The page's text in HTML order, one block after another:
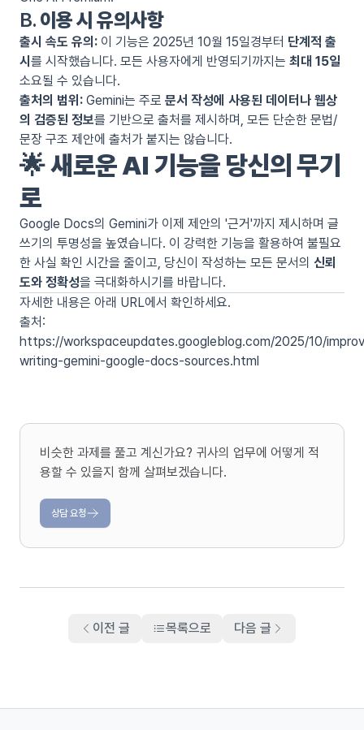
B. 이용 시 유의사항
출시 속도 유의: 이 기능은 2025년 10월 15일경부터 단계적 출
시 를 시작했습니다. 모든 사용자에게 반영되기까지는 최대 15일
소요될 수 있습니다.
출처의 범위: Gemini는 주로 문서 작성에 사용된 데이터나 웹상
의 검증된 정보를 기반으로 출처를 제시하며, 모든 단순한 문법/
문장 구조 제안에 출처가 붙지는 않습니다.
🌟새로운 AI 기능을 당신의 무기
로
Google Docs의 Gemini가 이제 제안의 '근거'까지 제시하며 글
쓰기의 투명성을 높였습니다. 이 강력한 기능을 활용하여 불필요
한 사실 확인 시간을 줄이고, 당신이 작성하는 모든 문서의 신뢰
도와 정확성을 극대화하시기를 바랍니다.
자세한 내용은 아래 URL에서 확인하세요.
출처:
https://workspaceupdates.googleblog.com/2025/10/
writing-gemini-google-docs-sources.html
비슷한 과제를 풀고 계신가요? 귀사의 업무에 어떻게 적
용할 수 있을지 함께 살펴보겠습니다.
상담 요청
이전 글 목록으로 다음 글